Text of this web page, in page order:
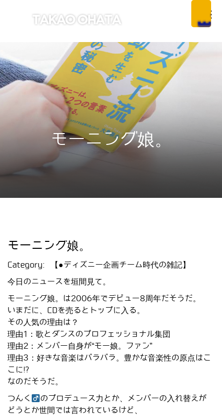
モーニング娘。
モーニング娘。
Category:
【●ディズニー企画チーム時代の雑記】
今日のニュースを垣間見て。
モーニング娘。は2006年でデビュー8周年だそうだ。
いまだに、CDを売るとトップに入る。
その人気の理由は？
理由1：歌とダンスのプロフェッショナル集団
理由2：メンバー自身が“モー娘。ファン”
理由3：好きな音楽はバラバラ。豊かな音楽性の原点はこ
こに!?
なのだそうだ。
つんく
のプロデュース力とか、メンバーの入れ替えが
どうとか世間では言われているけど、